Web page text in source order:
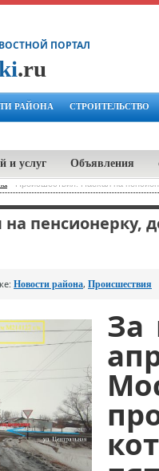
ПОРТАЛ
.ru
РАЙОНА СТРОИТЕЛЬСТВО
и услуг Объявления
Происшествия: Наехал на
пенсионерку,
Новости района, Происшествия
За